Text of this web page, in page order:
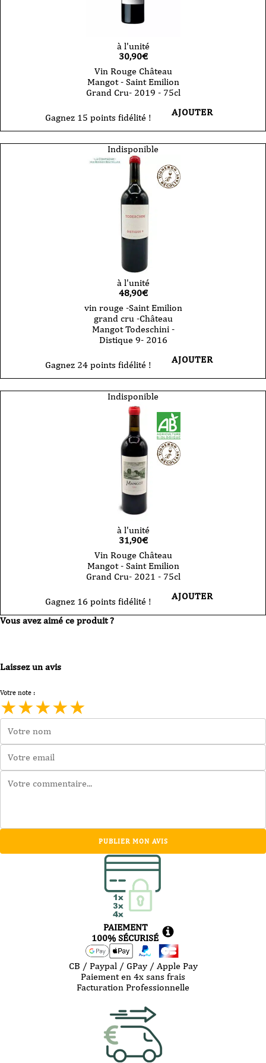
à l'unité
30,90€
Vin Rouge Château
Mangot - Saint Emilion
Grand Cru- 2019 - 75cl
Gagnez 15 points fidélité ! AJOUTER
Indisponible
à l'unité
48,90€
vin rouge -Saint Emilion
grand cru -Château
Mangot Todeschini -
Distique 9- 2016
Gagnez 24 points fidélité ! AJOUTER
Indisponible
à l'unité
31,90€
Vin Rouge Château
Mangot - Saint Emilion
Grand Cru- 2021 - 75cl
Gagnez 16 points fidélité ! AJOUTER
Vous avez aimé ce produit ?
Laissez un avis
Votre note :
★★★★★
PUBLIER MON AVIS
PAIEMENT
100% SÉCURISÉ
CB / Paypal / GPay / Apple Pay
Paiement en 4x sans frais
Facturation Professionnelle